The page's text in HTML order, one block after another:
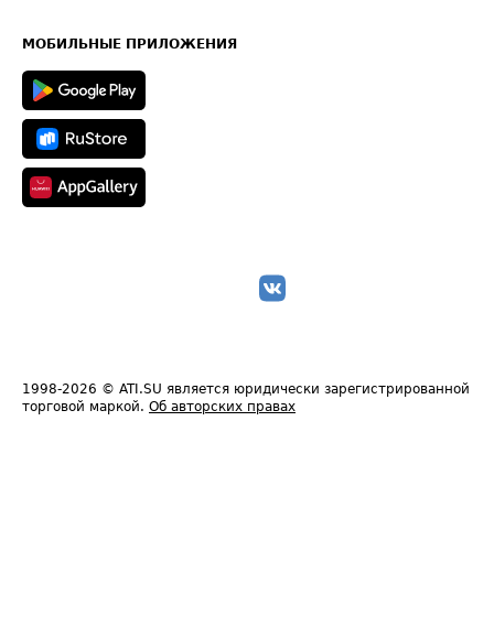
Техническая информация
МОБИЛЬНЫЕ ПРИЛОЖЕНИЯ
1998-2026 © ATI.SU является юридически зарегистрированной
торговой маркой. Об авторских правах